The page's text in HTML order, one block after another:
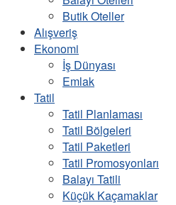
Butik Oteller
Alışveriş
Ekonomi
İş Dünyası
Emlak
Tatil
Tatil Planlaması
Tatil Bölgeleri
Tatil Paketleri
Tatil Promosyonları
Balayı Tatili
Küçük Kaçamaklar